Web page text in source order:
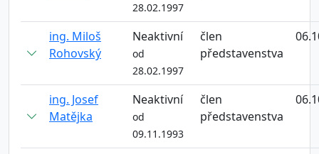
28.02.1997
ing. Miloš
Rohovský
Neaktivní
od
28.02.1997
člen
představenstva
ing. Josef
Matějka
Neaktivní
od
09.11.1993
člen
představenstva